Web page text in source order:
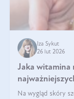
Iza Sykut
26 lut 2026
Jaka witamina
Na wygląd skóry